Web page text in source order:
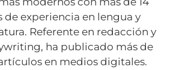
de experiencia en lengua y
Referente en redacción y
ha publicado más de
en medios digitales.